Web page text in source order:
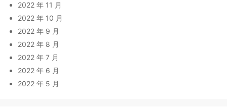
2022 年 11 月
2022 年 10 月
2022 年 9 月
2022 年 8 月
2022 年 7 月
2022 年 6 月
2022 年 5 月